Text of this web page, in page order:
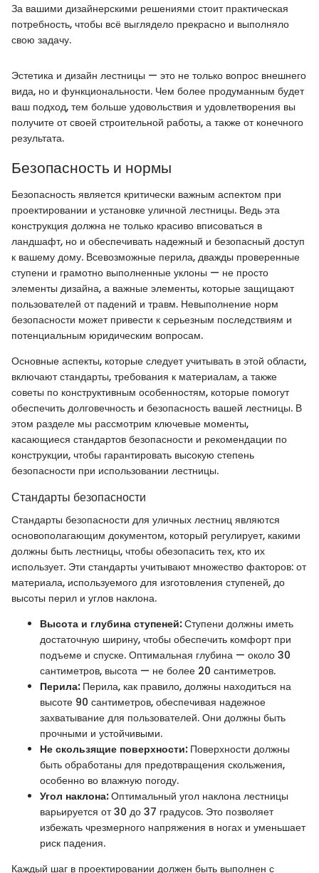
За вашими дизайнерскими решениями стоит практическая
потребность, чтобы всё выглядело прекрасно и выполняло
свою задачу.
Эстетика и дизайн лестницы — это не только вопрос внешнего
вида, но и функциональности. Чем более продуманным будет
ваш подход, тем больше удовольствия и удовлетворения вы
получите от своей строительной работы, а также от конечного
результата.
Безопасность и нормы
Безопасность является критически важным аспектом при
проектировании и установке уличной лестницы. Ведь эта
конструкция должна не только красиво вписоваться в
ландшафт, но и обеспечивать надежный и безопасный доступ
к вашему дому. Всевозможные перила, дважды проверенные
ступени и грамотно выполненные уклоны — не просто
элементы дизайна, а важные элементы, которые защищают
пользователей от падений и травм. Невыполнение норм
безопасности может привести к серьезным последствиям и
потенциальным юридическим вопросам.
Основные аспекты, которые следует учитывать в этой области,
включают стандарты, требования к материалам, а также
советы по конструктивным особенностям, которые помогут
обеспечить долговечность и безопасность вашей лестницы. В
этом разделе мы рассмотрим ключевые моменты,
касающиеся стандартов безопасности и рекомендации по
конструкции, чтобы гарантировать высокую степень
безопасности при использовании лестницы.
Стандарты безопасности
Стандарты безопасности для уличных лестниц являются
основополагающим документом, который регулирует, какими
должны быть лестницы, чтобы обезопасить тех, кто их
использует. Эти стандарты учитывают множество факторов: от
материала, используемого для изготовления ступеней, до
высоты перил и углов наклона.
Высота и глубина ступеней:Ступени должны иметь
достаточную ширину, чтобы обеспечить комфорт при
подъеме и спуске. Оптимальная глубина — около 30
сантиметров, высота — не более 20 сантиметров.
Перила:Перила, как правило, должны находиться на
высоте 90 сантиметров, обеспечивая надежное
захватывание для пользователей. Они должны быть
прочными и устойчивыми.
Не скользящие поверхности:Поверхности должны
быть обработаны для предотвращения скольжения,
особенно во влажную погоду.
Угол наклона:Оптимальный угол наклона лестницы
варьируется от 30 до 37 градусов. Это позволяет
избежать чрезмерного напряжения в ногах и уменьшает
риск падения.
Каждый шаг в проектировании должен быть выполнен с